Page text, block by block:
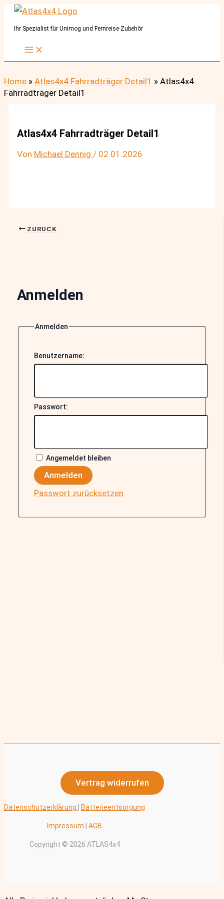
Zum
InhaltIhr Spezialist für Unimog und Fernreise-Zubehör
Home » Atlas4x4 Fahrradträger Detail1 » Atlas4x4
Fahrradträger Detail1
Atlas4x4 Fahrradträger Detail1
Von Michael Dennig/ 02.01.2026
ZURÜCK
Anmelden
Anmelden
Benutzername:
Passwort:
Angemeldet bleiben
Anmelden
Passwort zurücksetzen
Vertrag widerrufen
Datenschutzerklärung Batterieentsorgung
Impressum AGB
Copyright © 2026 ATLAS4x4